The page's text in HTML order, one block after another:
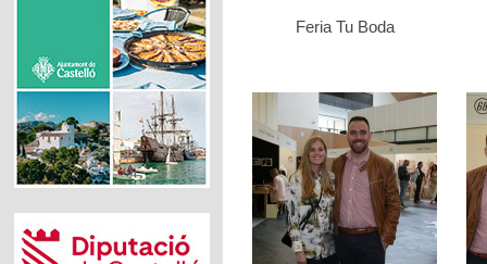
Feria Tu Boda